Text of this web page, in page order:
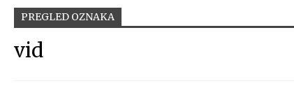
PREGLED OZNAKA
vid